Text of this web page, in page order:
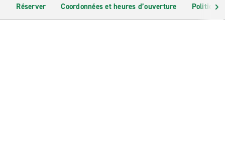
Réserver Coordonnées et heures d’ouverture Politiques